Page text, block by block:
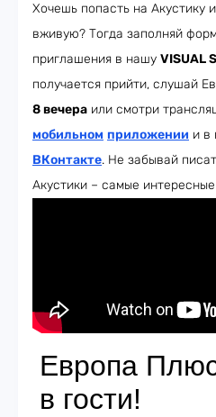
Хочешь попасть на Акустику
вживую? Тогда заполняй
приглашения в нашу VISUAL
получается прийти, слушай
8 вечера или смотри
мобильном приложении и в
ВКонтакте. Не забывай
Акустики – самые